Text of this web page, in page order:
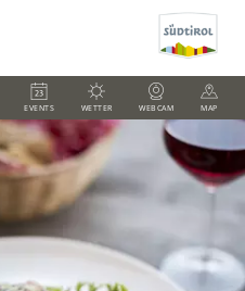
EVENTS WETTER WEBCAM MAP